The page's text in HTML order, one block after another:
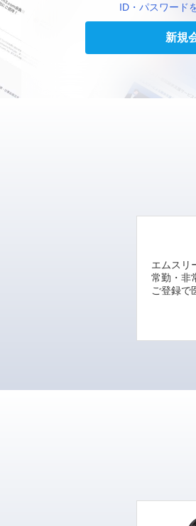
ID・パスワード
新規
エムスリ
常勤・非
ご登録で